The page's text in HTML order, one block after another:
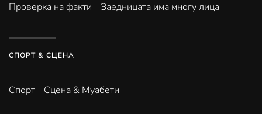
Проверка на факти
Заедницата има многу лица
СПОРТ & СЦЕНА
Спорт Сцена & Муабети